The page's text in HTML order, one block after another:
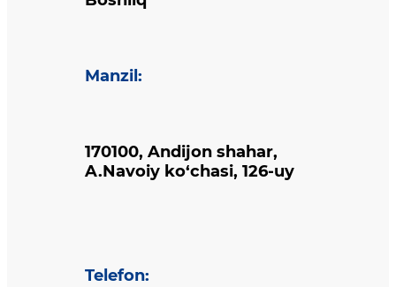
Manzil :
170100, Andijon shahar,
A.Navoiy ko‘chasi, 126-uy
Telefon: